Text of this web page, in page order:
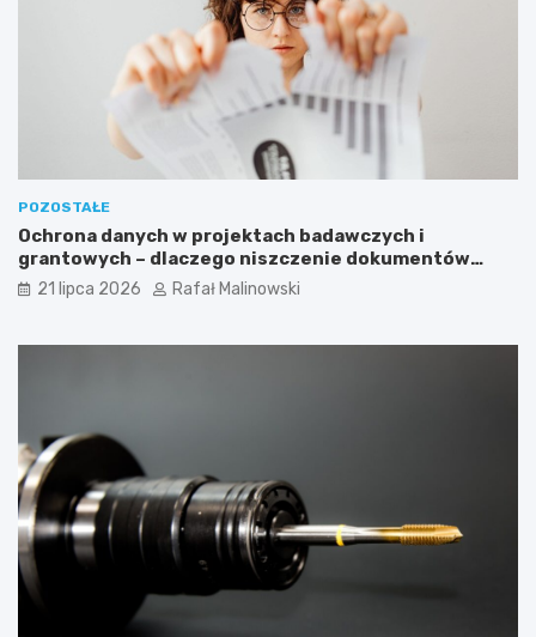
POZOSTAŁE
Ochrona danych w projektach badawczych i
grantowych – dlaczego niszczenie dokumentów
musi być częścią procedury?
21 lipca 2026 Rafał Malinowski